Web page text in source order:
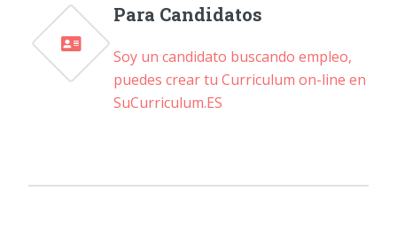
Para Candidatos
Soy un candidato buscando empleo,
puedes crear tu Curriculum on-line en
SuCurriculum.ES